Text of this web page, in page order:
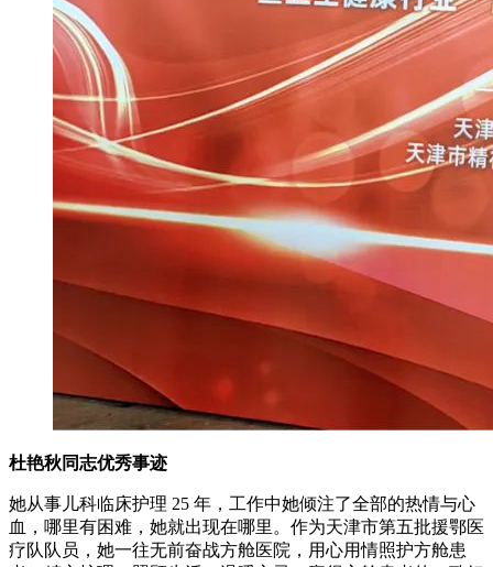
杜艳秋同志优秀事迹
她从事儿科临床护理 25 年，工作中她倾注了全部的热情与心
血，哪里有困难，她就出现在哪里。作为天津市第五批援鄂医
疗队队员，她一往无前奋战方舱医院，用心用情照护方舱患